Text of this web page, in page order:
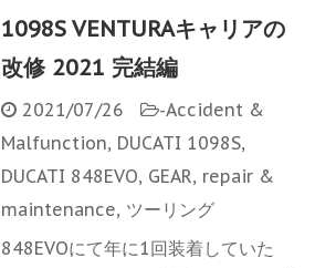
1098S VENTURAキャリアの
改修 2021 完結編
2021/07/26 -Accident &
Malfunction, DUCATI 1098S,
DUCATI 848EVO, GEAR, repair &
maintenance, ツーリング
848EVOにて年に1回装着していた